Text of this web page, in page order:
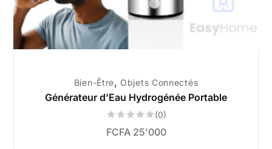
Bien-Être, Objets Connectés
Générateur d’Eau Hydrogénée Portable
(0)
FCFA25'000